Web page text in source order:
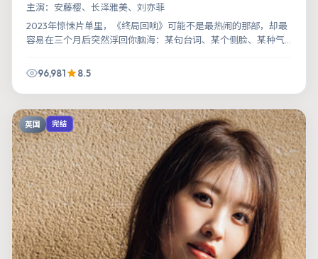
主演： 安藤樱、长泽雅美、刘亦菲
2023年惊悚片单里，《终局回响》可能不是最热闹的那部，却最
容易在三个月后突然浮回你脑海：某句台词、某个侧脸、某种气
96,981
8.5
英国 完结